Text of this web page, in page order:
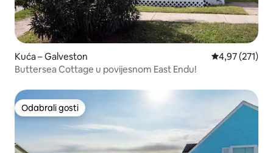
Kuća – Galveston Prosječna
4,97 (271)
Buttersea Cottage u povijesnom East Endu!
Odabrali gosti
Odabrali gosti